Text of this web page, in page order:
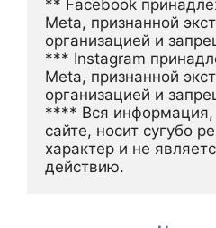
** Facebook
Meta, признанной
организацией и
*** Instagram
Meta, признанной
организацией и
**** Вся информация,
сайте, носит сугубо
характер и не
действию.